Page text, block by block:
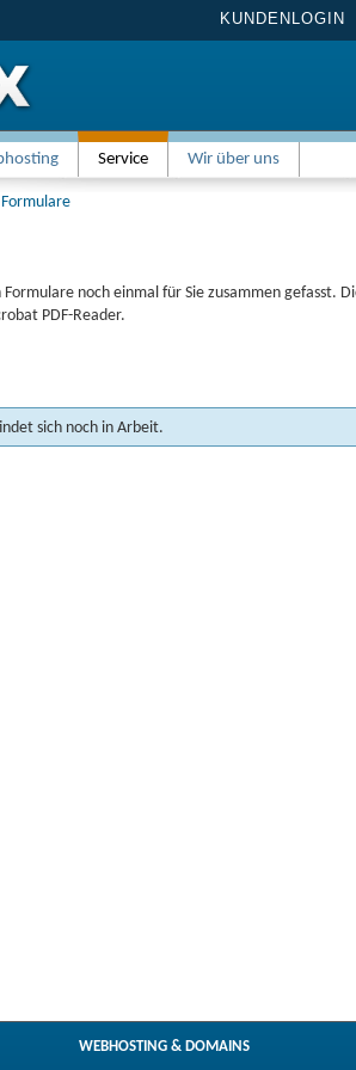
KUNDENLOGIN
Service Wir über uns
Formulare
noch einmal für Sie zusammen gefasst.
PDF-Reader.
sich noch in Arbeit.
WEBHOSTING & DOMAINS